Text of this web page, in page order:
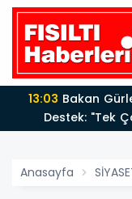
13:03
Destek: "Tek
Anasayfa